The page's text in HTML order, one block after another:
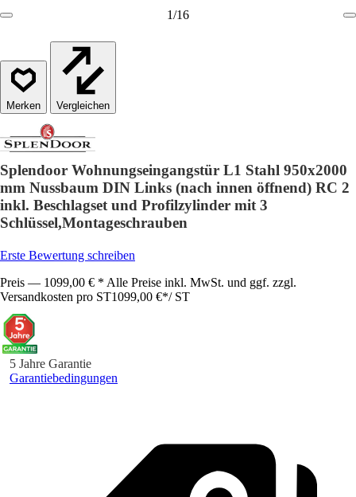
1/16
Vergleichen
Splendoor Wohnungseingangstür L1 Stahl 950x2000
mm Nussbaum DIN Links (nach innen öffnend) RC 2
inkl. Beschlagset und Profilzylinder mit 3
Schlüssel,Montageschrauben
Erste Bewertung schreiben
Preis — 1099,00 € * Alle Preise inkl. MwSt. und ggf. zzgl.
Versandkosten pro ST1099,00 €*/ ST
5 Jahre Garantie
Garantiebedingungen